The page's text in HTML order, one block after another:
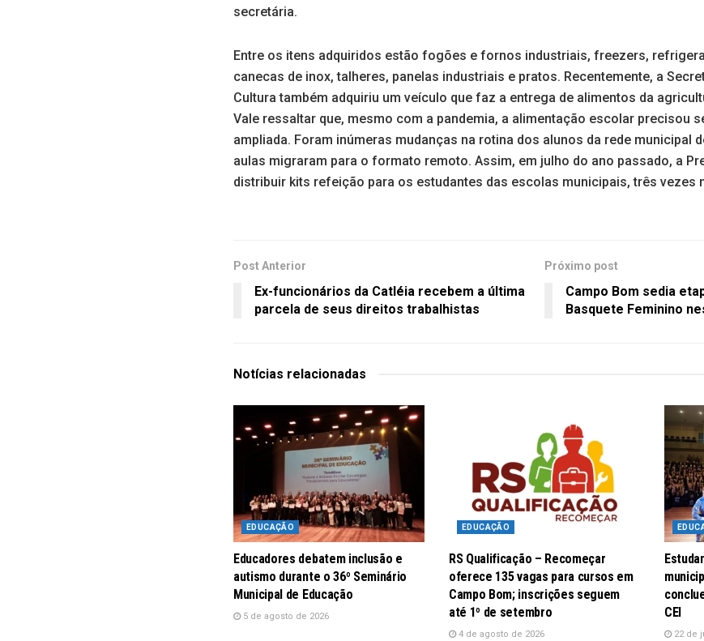
secretária.
Entre os itens adquiridos estão fogões e fornos industriais, freezers,
canecas de inox, talheres, panelas industriais e pratos. Recentemente, a
Cultura também adquiriu um veículo que faz a entrega de alimentos da
Vale ressaltar que, mesmo com a pandemia, a alimentação escolar precisou
ampliada. Foram inúmeras mudanças na rotina dos alunos da rede municipal
aulas migraram para o formato remoto. Assim, em julho do ano passado, a
distribuir kits refeição para os estudantes das escolas municipais, três vezes
Post Anterior
Ex-funcionários da Catléia recebem a última
parcela de seus direitos trabalhistas
Próximo post
Campo Bom sedia
Basquete Feminino
Notícias relacionadas
EDUCAÇÃO
Educadores debatem inclusão e
autismo durante o 36º Seminário
Municipal de Educação
5 de agosto de 2026
EDUCAÇÃO
RS Qualificação – Recomeçar
oferece 135 vagas para cursos em
Campo Bom; inscrições seguem
até 1º de setembro
4 de agosto de 2026
CEI
22 de